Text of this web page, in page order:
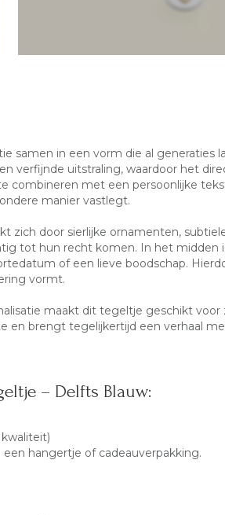
samen in een vorm die al generaties
verfijnde uitstraling, waardoor het
combineren met een persoonlijke
manier vastlegt.
door sierlijke ornamenten,
tot hun recht komen. In het midden
of een lieve boodschap.
vormt.
maakt dit tegeltje geschikt voor
en brengt tegelijkertijd een verhaal
– Delfts Blauw:
hangertje of cadeauverpakking.